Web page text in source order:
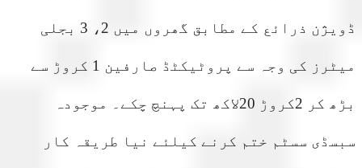
ڈویژن ذرائع کے مطابق گھروں میں 2، 3 بجلی
میٹرز کی وجہ سے پروٹیکٹڈ صارفین 1 کروڑ سے
بڑھ کر 2کروڑ 20لاکھ تک پہنچ چکے۔ موجودہ
سسٹم ختم کرنے کیلئے نیا طریقہ کار